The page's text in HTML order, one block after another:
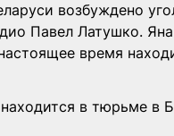
возбуждено
Павел Латушко.
время
в тюрьме в